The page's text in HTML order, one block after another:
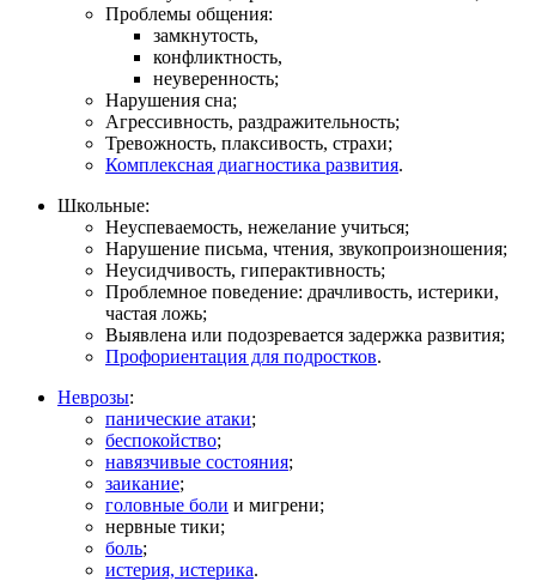
Проблемы общения:
замкнутость,
конфликтность,
неуверенность;
Нарушения сна;
Агрессивность, раздражительность;
Тревожность, плаксивость, страхи;
Комплексная диагностика развития.
Школьные:
Неуспеваемость, нежелание учиться;
Нарушение письма, чтения, звукопроизношения;
Неусидчивость, гиперактивность;
Проблемное поведение: драчливость, истерики,
частая ложь;
Выявлена или подозревается задержка развития;
Профориентация для подростков.
Неврозы:
панические атаки;
беспокойство;
навязчивые состояния;
заикание;
головные боли и мигрени;
нервные тики;
боль;
истерия, истерика.